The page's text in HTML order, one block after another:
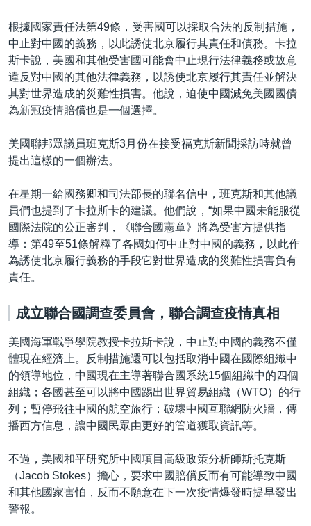
根據國家責任法第49條，受害國可以採取合法的反制措施，
中止對中國的義務，以此誘使北京履行其責任和債務。卡拉
斯卡說，美國和其他受害國可能會中止現行法律義務或故意
違反對中國的其他法律義務，以誘使北京履行其責任並解決
其對世界造成的災難性損害。他說，迫使中國減免美國國債
為新冠疫情賠償也是一個選擇。
美國聯邦眾議員班克斯3月份在接受福克斯新聞採訪時就曾
提出這樣的一個辦法。
在星期一給國務卿和司法部長的聯名信中，班克斯和其他議
員們也提到了卡拉斯卡的建議。他們說，“如果中國未能服從
國際法院的公正審判，《聯合國憲章》將為受害方提供指
導：第49至51條解釋了各國如何中止對中國的義務，以此作
為誘使北京履行義務的手段它對世界造成的災難性損害負有
責任。
成立聯合國調查委員會，聯合調查疫情真相
美國海軍戰爭學院教授卡拉斯卡說，中止對中國的義務不僅
體現在經濟上。反制措施還可以包括取消中國在國際組織中
的領導地位，中國現在主導著聯合國系統15個組織中的四個
組織；各國甚至可以將中國踢出世界貿易組織（WTO）的行
列；暫停飛往中國的航空旅行；破壞中國互聯網防火牆，傳
播西方信息，讓中國民眾由更好的管道獲取資訊等。
不過，美國和平研究所中國項目高級政策分析師斯托克斯
（Jacob Stokes）擔心，要求中國賠償反而有可能導致中國
和其他國家害怕，反而不願意在下一次疫情爆發時提早發出
警報。